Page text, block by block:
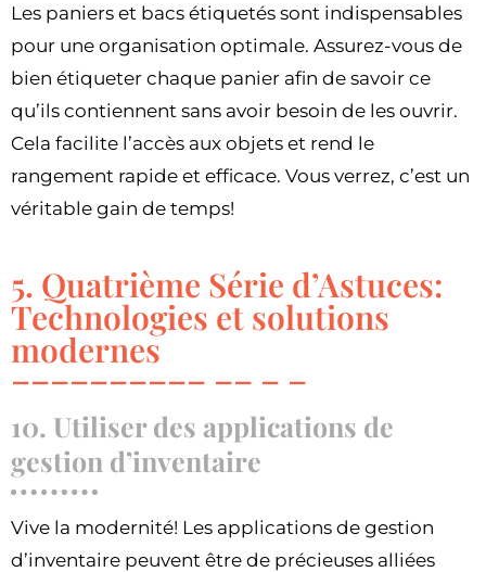
Les paniers et bacs étiquetés sont indispensables
pour une organisation optimale. Assurez-vous de
bien étiqueter chaque panier afin de savoir ce
qu’ils contiennent sans avoir besoin de les ouvrir.
Cela facilite l’accès aux objets et rend le
rangement rapide et efficace. Vous verrez, c’est un
véritable gain de temps!
5. Quatrième Série d’Astuces:
Technologies et solutions
modernes
10. Utiliser des applications de
gestion d’inventaire
Vive la modernité! Les applications de gestion
d’inventaire peuvent être de précieuses alliées